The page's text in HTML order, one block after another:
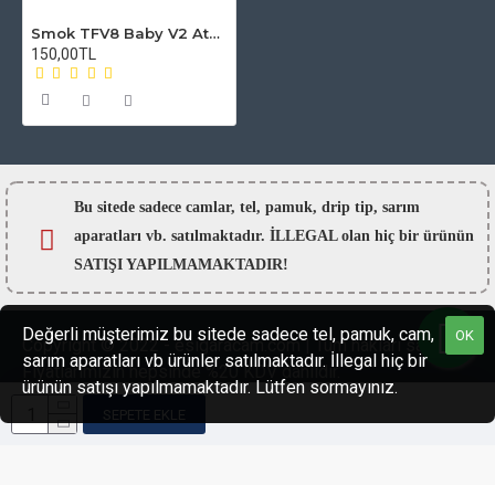
Smok TFV8 Baby V2 Atomizer Camı
150,00TL
Bu sitede sadece camlar, tel, pamuk, drip tip, sarım
aparatları vb. satılmaktadır. İLLEGAL olan hiç bir ürünün
SATIŞI YAPILMAMAKTADIR!
Copyright © 2022 - esigaracam.com | Tüm hakları saklıdır.
Fiyatlarımızın hepsinde %20 KDV dahildir.
OK
Değerli müşterimiz bu sitede sadece tel, pamuk, cam,
sarım aparatları vb ürünler satılmaktadır. İllegal hiç bir
ürünün satışı yapılmamaktadır. Lütfen sormayınız.